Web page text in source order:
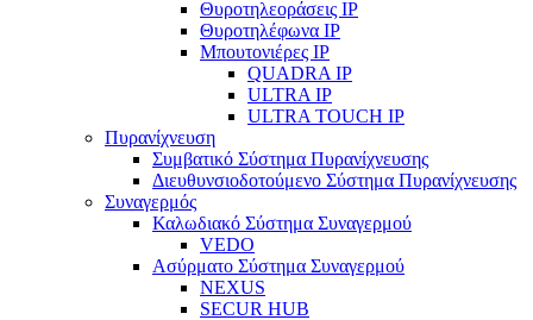
Θυροτηλεοράσεις IP
Θυροτηλέφωνα IP
Μπουτονιέρες IP
QUADRA IP
ULTRA IP
ULTRA TOUCH IP
Πυρανίχνευση
Συμβατικό Σύστημα Πυρανίχνευσης
Διευθυνσιοδοτούμενο Σύστημα Πυρανίχνευσης
Συναγερμός
Καλωδιακό Σύστημα Συναγερμού
VEDO
Ασύρματο Σύστημα Συναγερμού
NEXUS
SECUR HUB